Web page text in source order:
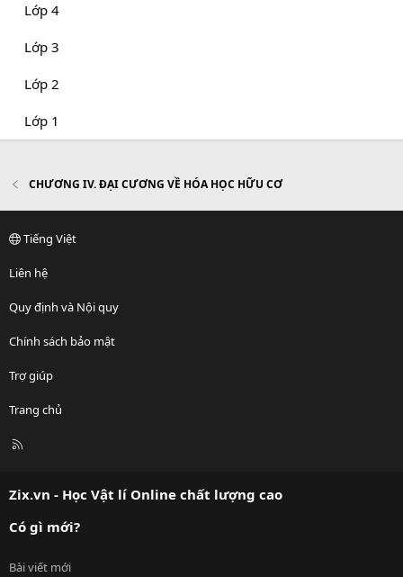
Lớp 4
Lớp 3
Lớp 2
Lớp 1
CHƯƠNG IV. ĐẠI CƯƠNG VỀ HÓA HỌC HỮU CƠ
Tiếng Việt
Liên hệ
Quy định và Nội quy
Chính sách bảo mật
Trợ giúp
Trang chủ
R
Zix.vn - Học Vật lí Online chất lượng cao
Có gì mới?
Bài viết mới